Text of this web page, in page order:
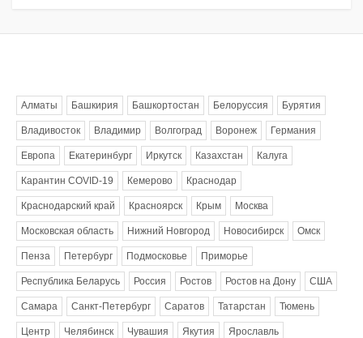
Алматы Башкирия Башкортостан Белоруссия Бурятия
Владивосток Владимир Волгоград Воронеж Германия
Европа Екатеринбург Иркутск Казахстан Калуга
Карантин COVID-19 Кемерово Краснодар
Краснодарский край Красноярск Крым Москва
Московская область Нижний Новгород Новосибирск Омск
Пенза Петербург Подмосковье Приморье
Республика Беларусь Россия Ростов Ростов на Дону США
Самара Санкт-Петербург Саратов Татарстан Тюмень
Центр Челябинск Чувашия Якутия Ярославль